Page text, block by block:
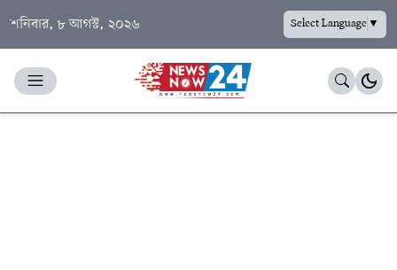
শনিবার, ৮ আগস্ট, ২০২৬ Select Language▼